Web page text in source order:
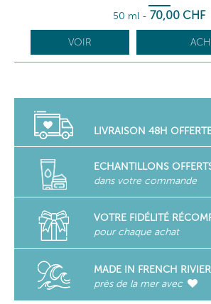
50 ml - 70,00 CHF
VOIR
LIVRAISON 48H
ECHANTILLONS
dans votre commande
VOTRE FIDÉLITÉ
pour chaque achat
MADE IN FRENCH
près de la mer avec